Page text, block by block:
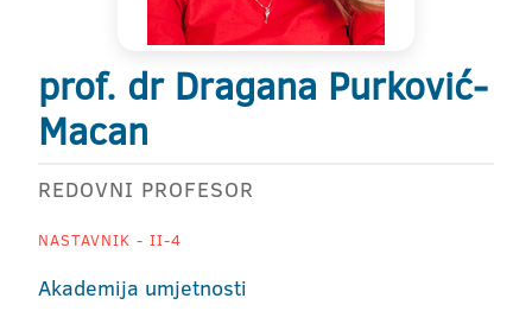
prof. dr Dragana Purković-
Macan
REDOVNI PROFESOR
NASTAVNIK - II-4
Akademija umjetnosti